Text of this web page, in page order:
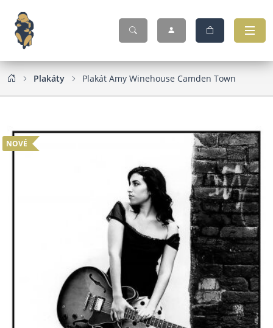
Plakáty Plakát Amy Winehouse Camden Town
NOVÉ